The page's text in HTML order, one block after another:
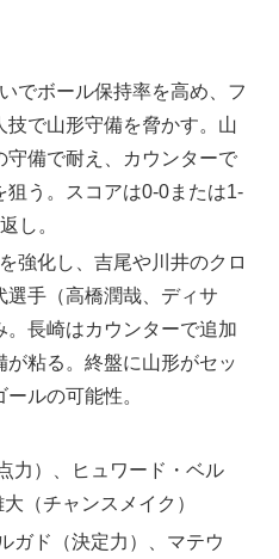
でボール保持率を高め、フ
技で山形守備を脅かす。山
守備で耐え、カウンターで
狙う。スコアは0-0または1-
し。
強化し、吉尾や川井のクロ
選手（高橋潤哉、ディサ
。長崎はカウンターで追加
が粘る。終盤に山形がセッ
ルの可能性。
力）、ヒュワード・ベル
（チャンスメイク）
ガド（決定力）、マテウ